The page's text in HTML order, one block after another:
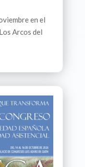
en el
Arcos del